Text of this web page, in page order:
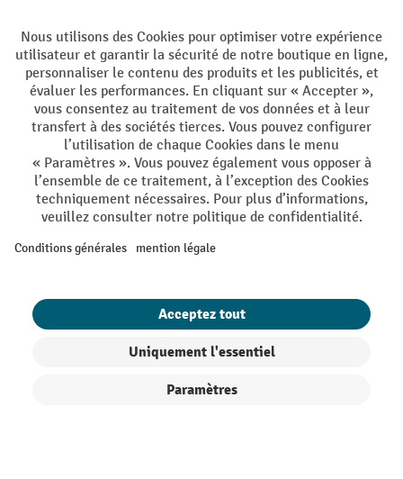
Langues
DE FR
Conditions générales de vente Mentions Légales
Protection des Données Politique de cookies
All prices excl. VAT plusshipping costsand possible delivery charges,
if not stated otherwise.
avec d'autres réductions en pourcentage ou bons de réduction. | ² Une
réduction unique est offerte lors de la première inscription à la
newsletter. Le bon, valable 10 jours, peut être utilisé en ligne pour
pourcentage de remise varie selon la catégorie de produits, pouvant